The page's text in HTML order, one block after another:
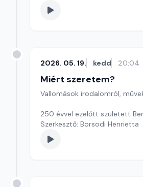
2026. 05. 19. kedd 20:04
Miért szeretem?
Vallomások irodalomról,
250 évvel ezelőtt született
Szerkesztő: Borsodi Henrietta